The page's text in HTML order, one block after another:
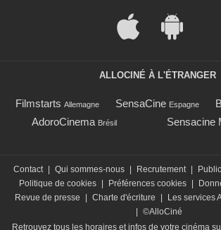
ALLOCINÉ À L'ÉTRANGER
Filmstarts Allemagne SensaCine Espagne
AdoroCinema Brésil Sensacine
Contact Qui sommes-nous Recrutement
Politique de cookies
Préférences cookies
Revue de presse
Charte d'écriture Les services
©AlloCiné
Retrouvez tous les horaires et infos de votre cinéma